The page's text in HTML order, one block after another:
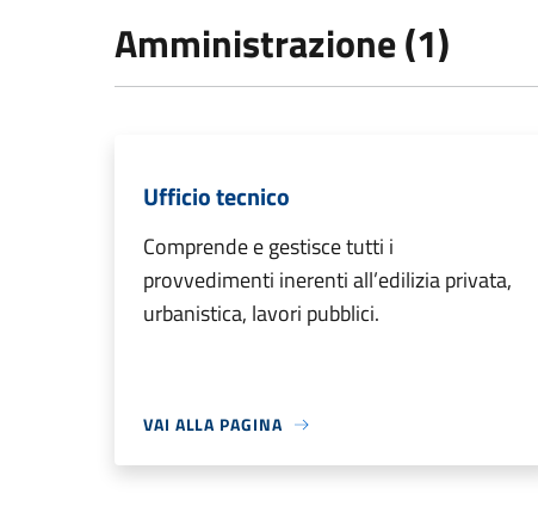
Amministrazione (1)
Ufficio tecnico
Comprende e gestisce tutti i
provvedimenti inerenti all’edilizia privata,
urbanistica, lavori pubblici.
VAI ALLA PAGINA